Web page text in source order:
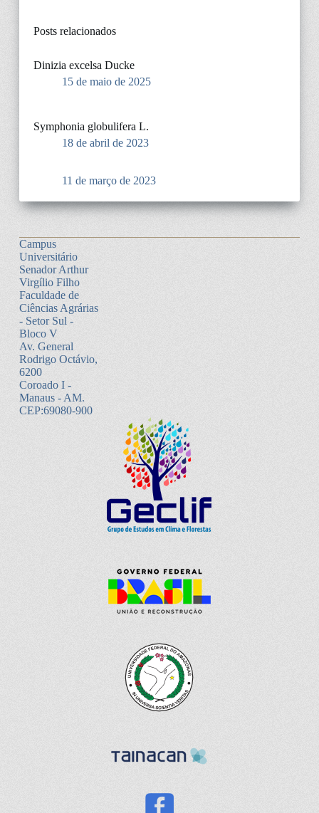
Posts relacionados
Dinizia excelsa Ducke
15 de maio de 2025
Symphonia globulifera L.
18 de abril de 2023
11 de março de 2023
Campus
Universitário
Senador Arthur
Virgílio Filho
Faculdade de
Ciências Agrárias
- Setor Sul -
Bloco V
Av. General
Rodrigo Octávio,
6200
Coroado I -
Manaus - AM.
CEP:69080-900